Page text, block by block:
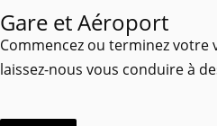
Gare et Aéroport
Commencez ou terminez
laissez-nous vous conduire à